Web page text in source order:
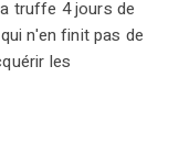
truffe 4 jours de
n'en finit pas de
les